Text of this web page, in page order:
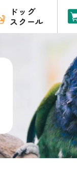
ドッグ
スクール